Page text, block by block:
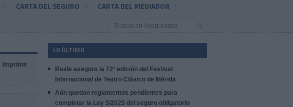
CARTA DEL SEGURO CARTA DEL MEDIADOR
Imprimir
LO ÚLTIMO
Reale asegura la 72ª edición del Festival
Internacional de Teatro Clásico de Mérida
Aún quedan reglamentos pendientes para
completar la Ley 5/2025 del seguro obligatorio